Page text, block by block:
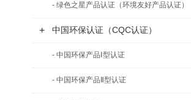
- 绿色之星产品认证（环境友好产品认证）
+ 中国环保认证（CQC认证）
- 中国环保产品Ⅰ型认证
- 中国环保产品Ⅱ型认证